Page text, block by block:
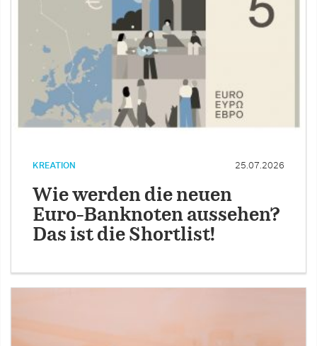
KREATION 25.07.2026
Wie werden die neuen
Euro-Banknoten aussehen?
Das ist die Shortlist!